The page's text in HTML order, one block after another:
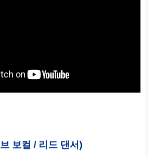
보컬 / 리드 댄서)